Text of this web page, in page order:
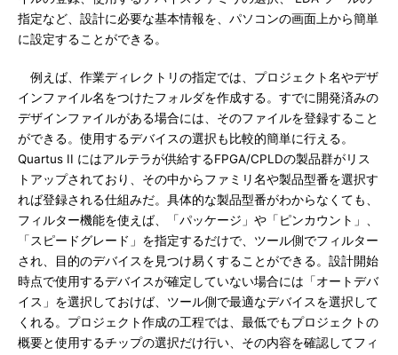
指定など、設計に必要な基本情報を、パソコンの画面上から簡単
に設定することができる。
例えば、作業ディレクトリの指定では、プロジェクト名やデザ
インファイル名をつけたフォルダを作成する。すでに開発済みの
デザインファイルがある場合には、そのファイルを登録すること
ができる。使用するデバイスの選択も比較的簡単に行える。
Quartus II にはアルテラが供給するFPGA/CPLDの製品群がリス
トアップされており、その中からファミリ名や製品型番を選択す
れば登録される仕組みだ。具体的な製品型番がわからなくても、
フィルター機能を使えば、「パッケージ」や「ピンカウント」、
「スピードグレード」を指定するだけで、ツール側でフィルター
され、目的のデバイスを見つけ易くすることができる。設計開始
時点で使用するデバイスが確定していない場合には「オートデバ
イス」を選択しておけば、ツール側で最適なデバイスを選択して
くれる。プロジェクト作成の工程では、最低でもプロジェクトの
概要と使用するチップの選択だけ行い、その内容を確認してフィ